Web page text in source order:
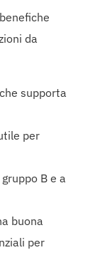
da
supporta
per
B e a
buona
per